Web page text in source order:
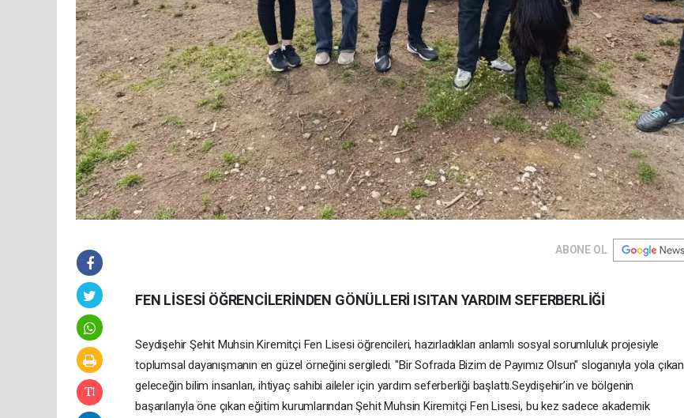
ABONE OL
FEN LİSESİ ÖĞRENCİLERİNDEN GÖNÜLLERİ ISITAN YARDIM SEFERBERLİĞİ
​Seydişehir Şehit Muhsin Kiremitçi Fen Lisesi öğrencileri, hazırladıkları anlamlı sosyal sorumluluk projesiyle
toplumsal dayanışmanın en güzel örneğini sergiledi. "Bir Sofrada Bizim de Payımız Olsun" sloganıyla yola çıkan
geleceğin bilim insanları, ihtiyaç sahibi aileler için yardım seferberliği başlattı. ​Seydişehir’in ve bölgenin
başarılarıyla öne çıkan eğitim kurumlarından Şehit Muhsin Kiremitçi Fen Lisesi, bu kez sadece akademik